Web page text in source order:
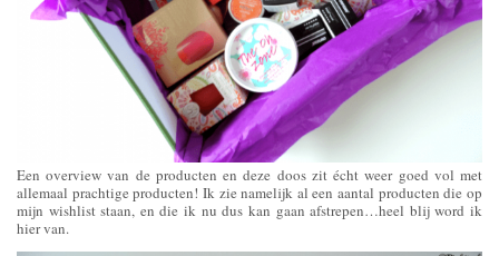
Een overview van de producten en deze doos zit écht weer goed vol met
allemaal prachtige producten! Ik zie namelijk al een aantal producten die op
mijn wishlist staan, en die ik nu dus kan gaan afstrepen…heel blij word ik
hier van.